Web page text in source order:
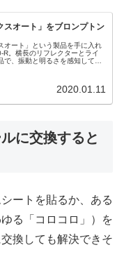
スオート」をブロンプトン
オート」という製品を手に入れ
R。横長のリフレクターとライ
で、振動と明るさを感知して自
2020.01.11
に交換すると
ートを貼るか、ある
る「コロコロ」）を
換しても解決できそ